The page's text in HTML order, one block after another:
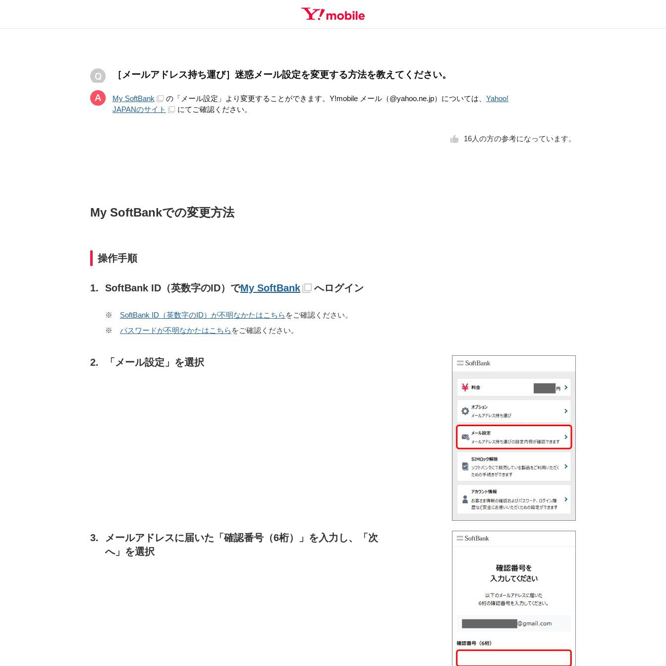
［メールアドレス持ち運び］迷惑メール設定を変更する方法を教えてください。
My SoftBank の「メール設定」より変更することができます。Y!mobile メール（@yahoo.ne.jp）については、 Yahoo!
JAPANのサイト
にてご確認ください。
16人の方の参考になっています。
My SoftBankでの変更方法
操作手順
SoftBank ID（英数字のID）でMy SoftBank へログイン
※ SoftBank ID（英数字のID）が不明なかたはこちら をご確認ください。
※
パスワードが不明なかたはこちら をご確認ください。
「メール設定」を選択
メールアドレスに届いた「確認番号（6桁）」を入力し、「次
へ」を選択